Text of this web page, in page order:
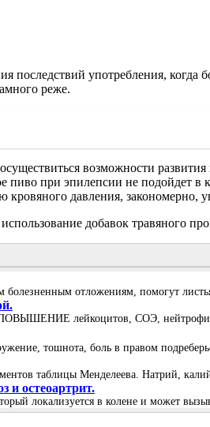
употребления, когда
реже.
возможности развития
при эпилепсии не подойдет в
давления, закономерно,
добавок травяного
болезненным отложениям, помогут
лейкоцитов, СОЭ,
тошнота, боль в правом
таблицы Менделеева. Натрий,
и остеоартрит.
локализуется в колене и может